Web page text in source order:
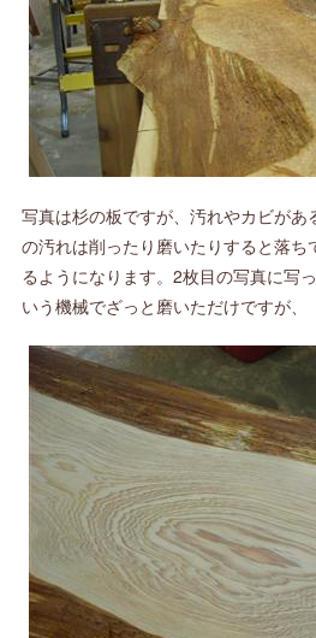
写真は杉の板ですが、汚れやカビがあ
の汚れは削ったり磨いたりすると落
るようになります。2枚目の写真に写
いう機械でざっと磨いただけですが、